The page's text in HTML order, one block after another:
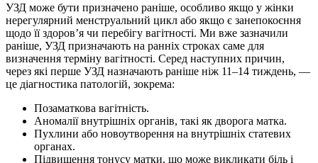
УЗД може бути призначено раніше, особливо якщо у жінки
нерегулярний менструальний цикл або якщо є занепокоєння
щодо її здоров’я чи перебігу вагітності. Ми вже зазначили
раніше, УЗД призначають на ранніх строках саме для
визначення терміну вагітності. Серед наступних причин,
через які перше УЗД назначають раніше ніж 11–14 тиждень, —
це діагностика патологій, зокрема:
Позаматкова вагітність.
Аномалії внутрішніх органів, такі як дворога матка.
Пухлини або новоутворення на внутрішніх статевих
органах.
Підвищення тонусу матки, що може викликати біль і